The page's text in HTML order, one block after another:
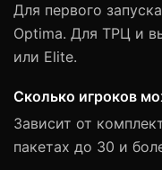
Для первого
Optima. Для ТРЦ и
или Elite.
Сколько игроков
Зависит от
пакетах до 30 и